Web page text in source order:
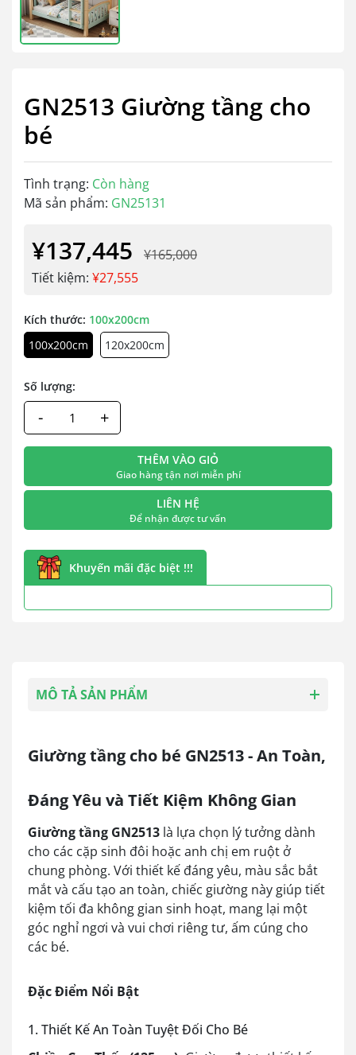
GN2513 Giường tầng cho
bé
Tình trạng: Còn hàng
Mã sản phẩm: GN25131
¥137,445
¥165,000
Tiết kiệm: ¥27,555
Kích thước: 100x200cm
100x200cm
120x200cm
Số lượng:
- +
THÊM VÀO GIỎ
Giao hàng tận nơi miễn phí
LIÊN HỆ
Để nhận được tư vấn
Khuyến mãi đặc biệt !!!
MÔ TẢ SẢN PHẨM
Giường tầng cho bé GN2513 - An Toàn,
Đáng Yêu và Tiết Kiệm Không Gian
Giường tầng GN2513 là lựa chọn lý tưởng dành
cho các cặp sinh đôi hoặc anh chị em ruột ở
chung phòng. Với thiết kế đáng yêu, màu sắc bắt
mắt và cấu tạo an toàn, chiếc giường này giúp tiết
kiệm tối đa không gian sinh hoạt, mang lại một
góc nghỉ ngơi và vui chơi riêng tư, ấm cúng cho
các bé.
Đặc Điểm Nổi Bật
1. Thiết Kế An Toàn Tuyệt Đối Cho Bé